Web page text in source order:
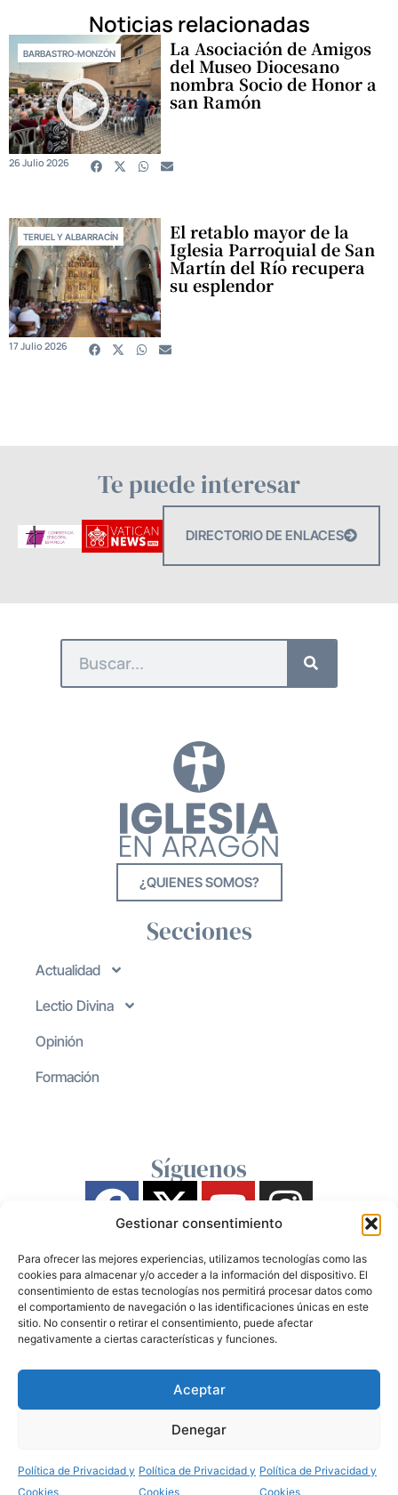
Gestionar consentimiento
Para ofrecer las mejores experiencias, utilizamos tecnologías como las
cookies para almacenar y/o acceder a la información del dispositivo. El
consentimiento de estas tecnologías nos permitirá procesar datos como
el comportamiento de navegación o las identificaciones únicas en este
sitio. No consentir o retirar el consentimiento, puede afectar
negativamente a ciertas características y funciones.
Aceptar
Denegar
Política de Privacidad y
Cookies
Política de Privacidad y
Cookies
Política de Privacidad y
Cookies
Noticias relacionadas
BARBASTRO-MONZÓN La Asociación de Amigos
del Museo Diocesano
nombra Socio de Honor a
san Ramón
26 Julio 2026
TERUEL Y ALBARRACÍN El retablo mayor de la
Iglesia Parroquial de San
Martín del Río recupera
su esplendor
17 Julio 2026
Te puede interesar
DIRECTORIO DE ENLACES
¿QUIENES SOMOS?
Secciones
Actualidad
Lectio Divina
Opinión
Formación
Síguenos